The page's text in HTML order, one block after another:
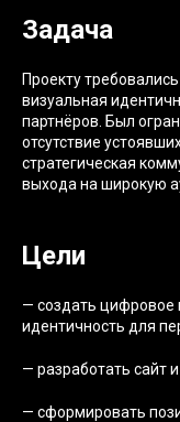
Задача
Проекту
визуальная
партнёров. Был
отсутствие
стратегическая
выхода на широкую
Цели
— создать цифровое
идентичность для
— разработать сайт
— сформировать